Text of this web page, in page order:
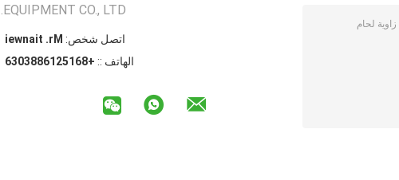
EQUIPMENT CO., LTD.
اتصل شخص: Mr. tianwei
الهاتف :: +8615216883036